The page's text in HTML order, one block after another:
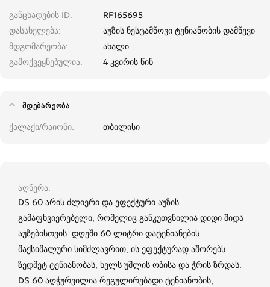
განცხადების ID
RF165695
დასახელება
აუზის ნესტამწოვი ტენიანობის დამწევი
მდგომარეობა
ახალი
გამოქვეყნებულია
4 კვირის წინ
ᲛᲓᲔᲑᲐᲠᲔᲝᲑᲐ
ქალაქი/რაიონი თბილისი
აღწერა
DS 60 არის ძლიერი და ეფექტური აუზის
გამაფხვიერებელი, რომელიც განკუთვნილია დიდი შიდა
აუზებისთვის. დღეში 60 ლიტრი დატენიანების
მაქსიმალური სიმძლავრით, ის ეფექტურად აშორებს
ზედმეტ ტენიანობას, ხელს უშლის ობისა და ჭრის ზრდას.
DS 60 აღჭურვილია რეგულირებადი ტენიანობის,